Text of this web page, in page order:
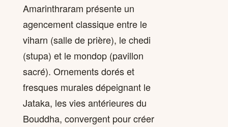
Amarinthraram présente un
agencement classique entre le
viharn (salle de prière), le chedi
(stupa) et le mondop (pavillon
sacré). Ornements dorés et
fresques murales dépeignant le
Jataka, les vies antérieures du
Bouddha, convergent pour créer